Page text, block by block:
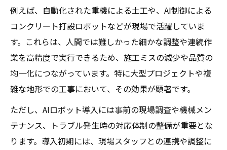
例えば、自動化された重機による土工や、AI制御による
コンクリート打設ロボットなどが現場で活躍していま
す。これらは、人間では難しかった細かな調整や連続作
業を高精度で実行できるため、施工ミスの減少や品質の
均一化につながっています。特に大型プロジェクトや複
雑な地形での工事において、その効果が顕著です。
ただし、AIロボット導入には事前の現場調査や機械メン
テナンス、トラブル発生時の対応体制の整備が重要とな
ります。導入初期には、現場スタッフとの連携や調整に